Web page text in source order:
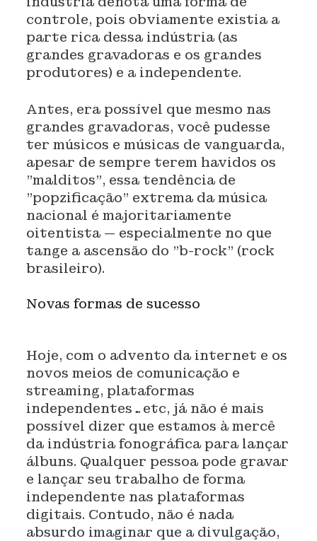
controle, pois obviamente existia a
parte rica dessa indústria (as
grandes gravadoras e os grandes
produtores) e a independente.
Antes, era possível que mesmo nas
grandes gravadoras, você pudesse
ter músicos e músicas de vanguarda,
apesar de sempre terem havidos os
"malditos", essa tendência de
"popzificação" extrema da música
nacional é majoritariamente
oitentista — especialmente no que
tange a ascensão do "b-rock" (rock
brasileiro).
Novas formas de sucesso
Hoje, com o advento da internet e os
novos meios de comunicação e
streaming, plataformas
independentes…etc, já não é mais
possível dizer que estamos à mercê
da indústria fonográfica para lançar
álbuns. Qualquer pessoa pode gravar
e lançar seu trabalho de forma
independente nas plataformas
digitais. Contudo, não é nada
absurdo imaginar que a divulgação,